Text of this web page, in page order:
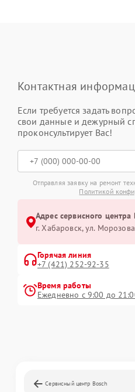
Контактная
Если требуется задать
свои данные и дежурный
проконсультирует Вас!
Отправляя заявку на ремонт
Политикой
Адрес сервисного
г. Хабаровск, ул.
Горячая линия
+7 (421) 252-92-35
Время работы
Ежедневно с 9:00 до
Сервисный центр Bosch